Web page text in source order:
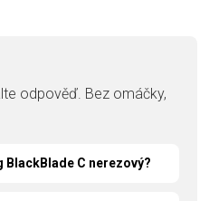
odpověď. Bez omáčky,
C nerezový?